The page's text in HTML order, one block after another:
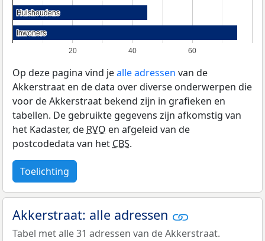
20 40 60
Huishoudens
Huishoudens
Inwoners
Inwoners
Op deze pagina vind jealle adressen van de
Akkerstraat en de data over diverse onderwerpen die
voor de Akkerstraat bekend zijn in grafieken en
tabellen. De gebruikte gegevens zijn afkomstig van
het Kadaster, deRVO en afgeleid van de
postcodedata van hetCBS.
Toelichting
Akkerstraat: alle adressen
Tabel met alle 31 adressen van de Akkerstraat.